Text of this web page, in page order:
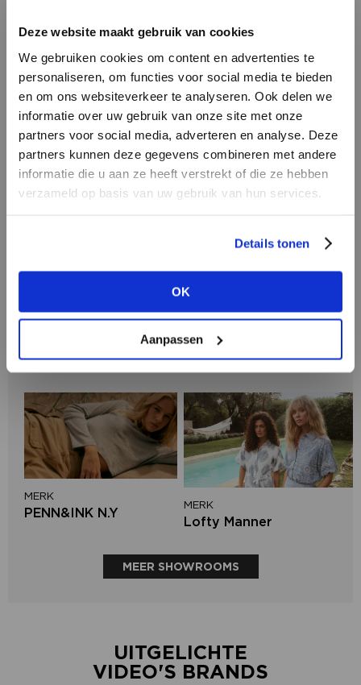
Deze website maakt gebruik van cookies
We gebruiken cookies om content en advertenties te
personaliseren, om functies voor social media te bieden
en om ons websiteverkeer te analyseren. Ook delen we
informatie over uw gebruik van onze site met onze
partners voor social media, adverteren en analyse. Deze
partners kunnen deze gegevens combineren met andere
informatie die u aan ze heeft verstrekt of die ze hebben
verzameld op basis van uw gebruik van hun services.
Details tonen
OK
Aanpassen
INLOGGEN
Wachtwoord
INLOGGEN
NOG GEEN ACCOUNT?
MERK
Circle of Trust
Mos Mosh
MERK
MERK
Knit-ted
MERK
PENN&INK N.Y
MERK
Lofty Manner
MEER SHOWROOMS
UITGELICHTE
VIDEO'S BRANDS